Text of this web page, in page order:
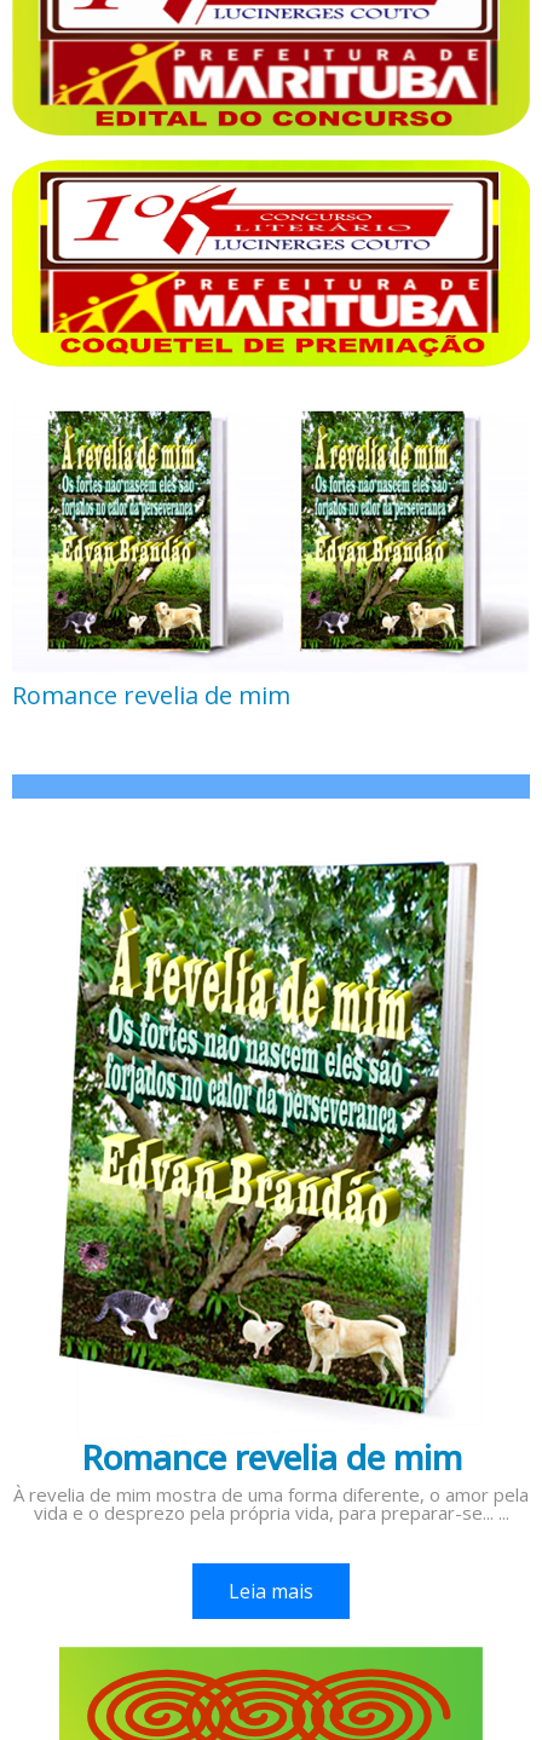
Romance revelia de mim
Romance revelia de mim
À revelia de mim mostra de uma forma diferente, o amor pela
vida e o desprezo pela própria vida, para preparar-se... ...
Leia mais